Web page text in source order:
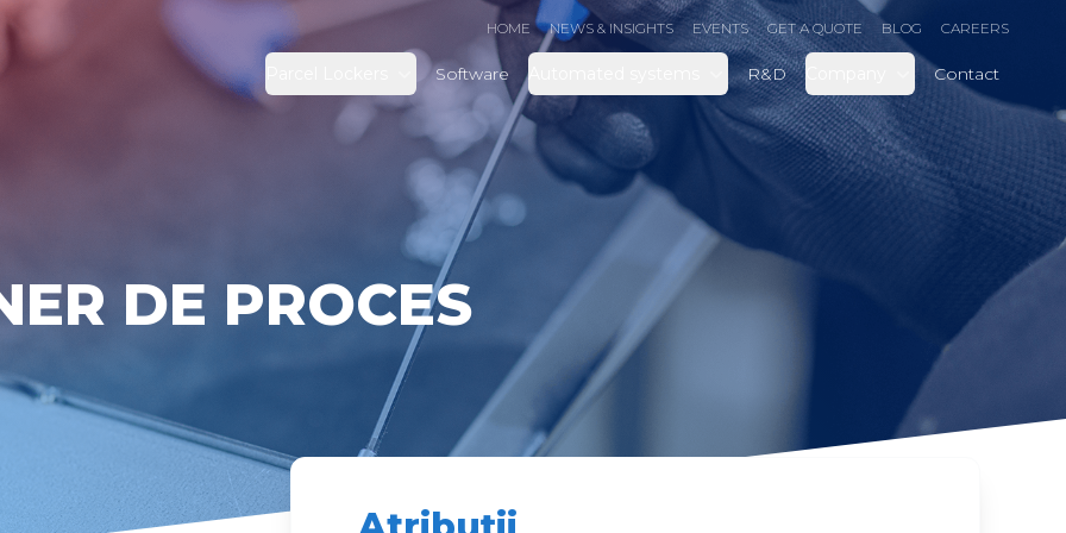
HOME NEWS & INSIGHTS EVENTS GET A QUOTE BLOG CAREERS
Software R&D Contact
DE PROCES